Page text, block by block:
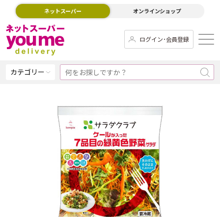
ネットスーパー オンラインショップ
ログイン･会員登録
カテゴリー